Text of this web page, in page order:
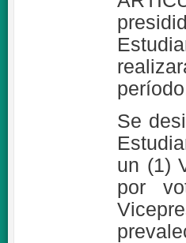
Se
un (1)
por